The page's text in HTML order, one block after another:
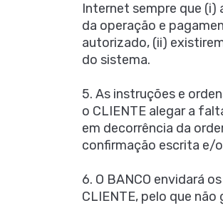
Internet sempre que (i)
da operação e
autorizado, (ii)
do sistema.
5. As instruções e
o CLIENTE alegar a
em decorrência da
confirmação escrita e/
6. O BANCO envidará
CLIENTE, pelo que